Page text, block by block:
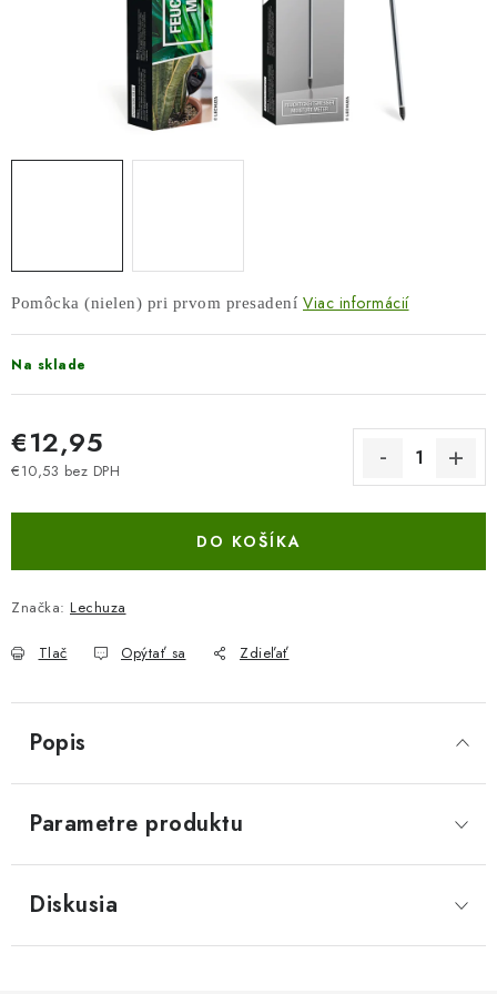
Obchodné podmienky Poštovné
Veľkoobchod
Ochrana osobných údajov
Kontakt
Napíšte nám
Reklamačný poriadok
Pomôcka (nielen) pri prvom presadení Viac informácií
Na sklade
€12,95
€10,53 bez DPH
DO KOŠÍKA
Značka: Lechuza
Tlač Opýtať sa Zdieľať
Popis
Parametre produktu
Diskusia